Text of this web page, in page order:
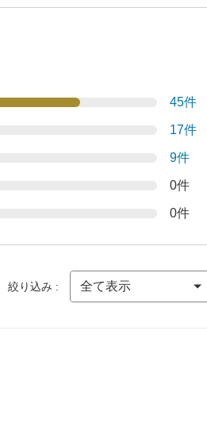
45件
17件
9件
0件
0件
絞り込み :